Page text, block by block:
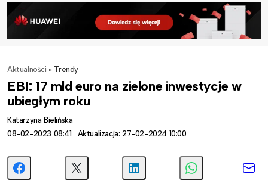
Aktualności » Trendy
EBI: 17 mld euro na zielone inwestycje w
ubiegłym roku
Katarzyna Bielińska
08-02-2023 08:41
Aktualizacja: 27-02-2024 10:00